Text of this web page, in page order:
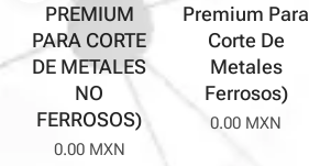
PREMIUM
PARA CORTE
DE METALES
NO
FERROSOS)
0.00MXN
Premium Para
Corte De
Metales
Ferrosos)
0.00 MXN